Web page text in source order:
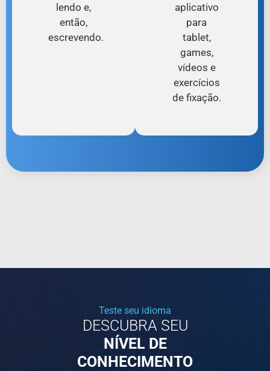
lendo e,
então,
escrevendo.
aplicativo
para
tablet,
games,
vídeos e
exercícios
de fixação.
Teste seu idioma
DESCUBRA SEU
NÍVEL DE
CONHECIMENTO